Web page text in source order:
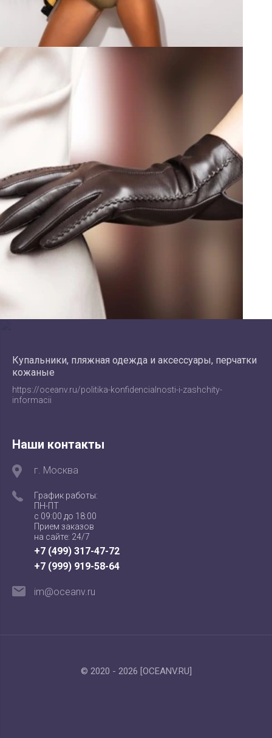
Купальники, пляжная одежда и аксессуары, перчатки
кожаные
https://oceanv.ru/politika-konfidencialnosti-i-zashchity-
informacii
Наши контакты
г. Москва
График работы:
ПН-ПТ
с 09:00 до 18:00
Прием заказов
на сайте: 24/7
+7 (499) 317-47-72
+7 (999) 919-58-64
im@oceanv.ru
© 2020 - 2026 [OCEANV.RU]